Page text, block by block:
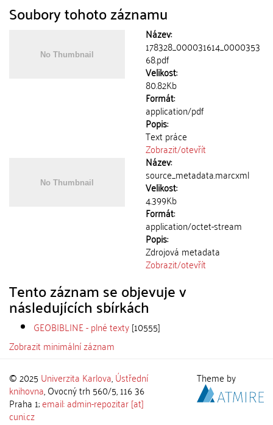
Soubory tohoto záznamu
Název:
178328_000031614_0000353
68.pdf
Velikost:
80.82Kb
Formát:
application/pdf
Popis:
Text práce
Zobrazit/otevřít
Název:
source_metadata.marcxml
Velikost:
4.399Kb
Formát:
application/octet-stream
Popis:
Zdrojová metadata
Zobrazit/otevřít
Tento záznam se objevuje v
následujících sbírkách
GEOBIBLINE - plné texty[10555]
Zobrazit minimální záznam
© 2025 Univerzita Karlova,Ústřední
knihovna, Ovocný trh 560/5, 116 36
Praha 1;email: admin-repozitar [at]
cuni.cz
Theme by